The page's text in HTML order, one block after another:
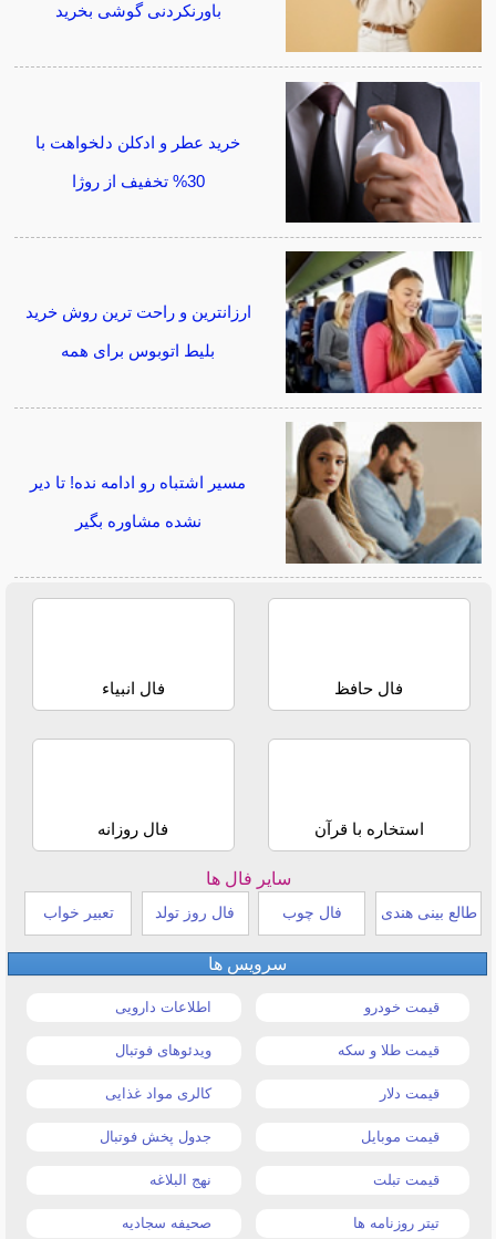
باورنکردنی گوشی بخرید
خرید عطر و ادکلن دلخواهت با
30% تخفیف از روژا
ارزانترین و راحت ترین روش خرید
بلیط اتوبوس برای همه
مسیر اشتباه رو ادامه نده! تا دیر
نشده مشاوره بگیر
فال حافظ فال انبیاء
استخاره با قرآن فال روزانه
سایر فال ها
طالع بینی هندی فال چوب فال روز تولد تعبیر خواب
سرویس ها
قیمت خودرو اطلاعات دارویی
قیمت طلا و سکه ویدئوهای فوتبال
قیمت دلار کالری مواد غذایی
قیمت موبایل جدول پخش فوتبال
قیمت تبلت نهج البلاغه
تیتر روزنامه ها صحیفه سجادیه